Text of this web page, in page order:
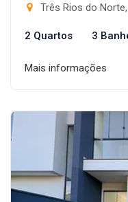
Três Rios do
2 Quartos 3
Mais informações